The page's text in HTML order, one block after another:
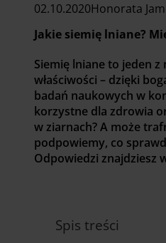
02.10.2020Honorata
Jakie siemię lniane?
Siemię lniane to jeden
właściwości – dzięki
badań naukowych w
korzystne dla zdrowia
w ziarnach? A może
podpowiemy, co
Odpowiedzi znajdziesz
Spis treści